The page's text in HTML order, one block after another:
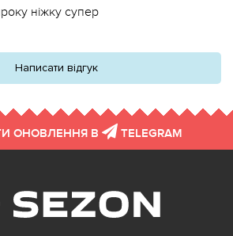
ніжку супер
Написати відгук
ОНОВЛЕННЯ В TELEGRAM